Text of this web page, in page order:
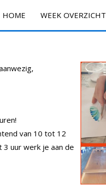
HOME WEEK OVERZICHT
van 10 tot 12
uur werk je aan de